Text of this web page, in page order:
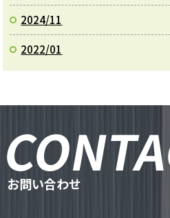
2024/11
2022/01
お問い合わせ